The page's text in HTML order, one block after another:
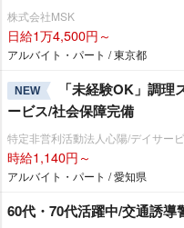
株式会社MSK
日給1万4,500円～
アルバイト・パート / 東京都
NEW
「未経験OK」調
ービス/社会保障完備
特定非営利活動法人心陽/デイサー
時給1,140円～
アルバイト・パート / 愛知県
60代・70代活躍中/交通誘